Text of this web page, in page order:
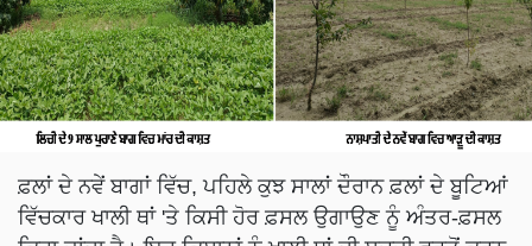
ਫ਼ਲਾਂ ਦੇ ਨਵੇਂ ਬਾਗਾਂ ਵਿੱਚ, ਪਹਿਲੇ ਕੁਝ ਸਾਲਾਂ ਦੌਰਾਨ ਫ਼ਲਾਂ ਦੇ ਬੂਟਿਆਂ
ਵਿੱਚਕਾਰ ਖਾਲੀ ਥਾਂ 'ਤੇ ਕਿਸੀ ਹੋਰ ਫ਼ਸਲ ਉਗਾਉਣ ਨੂੰ ਅੰਤਰ-ਫ਼ਸਲ